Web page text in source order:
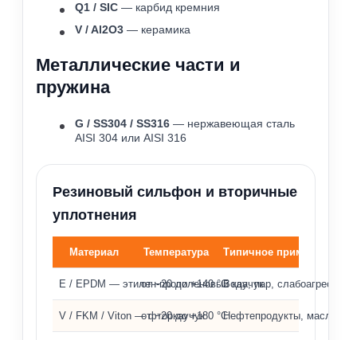
Q1 / SIC — карбид кремния
V / Al2O3 — керамика
Металлические части и
пружина
G / SS304 / SS316 — нержавеющая сталь
AISI 304 или AISI 316
Резиновый сильфон и вторичные
уплотнения
Материал Температура Типичное применение
E / EPDM — этилен-пропиленовый каучук
от −20 до +140 °CВода, пар,
V / FKM / Viton — фторкаучук
от −20 до +180 °CНефтепродукты, масла,